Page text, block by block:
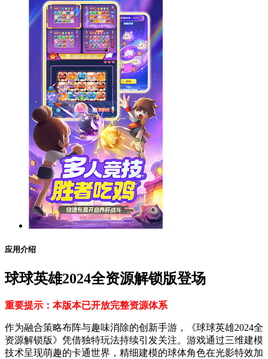
应用介绍
球球英雄2024全资源解锁版登场
重要提示：本版本已开放完整资源体系
作为融合策略布阵与趣味消除的创新手游，《球球英雄2024全
资源解锁版》凭借独特玩法持续引发关注。游戏通过三维建模
技术呈现萌趣的卡通世界，精细建模的球体角色在光影特效加